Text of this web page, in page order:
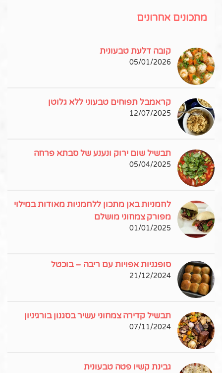
מתכונים אחרונים
קובה דלעת טבעונית
05/01/2026
קראמבל תפוחים טבעוני ללא גלוטן
12/07/2025
תבשיל שום ירוק ונענע של סבתא פרחה
05/04/2025
לחמניות באן מתכון ללחמניות מאודות במילוי
מפורק צמחוני מושלם
01/01/2025
סופגניות אפויות עם ריבה – בוכטל
21/12/2024
תבשיל קדירה צמחוני עשיר בסגנון בורגיניון
07/11/2024
גבינת קשיו פטה טבעונית